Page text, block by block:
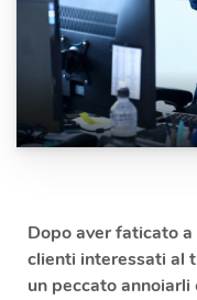
Dopo aver faticato
clienti interessati al
un peccato annoiarli